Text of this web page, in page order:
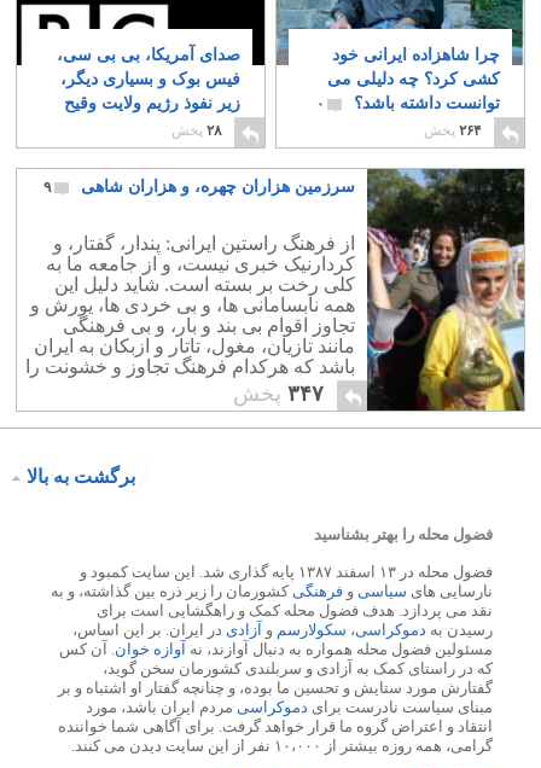
چرا شاهزاده ایرانی خود
کشی کرد؟ چه دلیلی می
توانست داشته باشد؟
۰
۲۶۴ پخش
صدای آمریکا، بی بی سی،
فیس بوک و بسیاری دیگر،
زیر نفوذ رژیم ولایت وقیح
۹۲۸ پخش
سرزمین هزاران چهره، و هزاران شاهی ۹
از فرهنگ راستین ایرانی: پندار، گفتار، و
کردارنیک خبری نیست، و از جامعه ما به
کلی رخت بر بسته است. شاید دلیل این
همه نابسامانی ها، و بی خردی ها، یورش و
تجاوز اقوام بی بند و بار، و بی فرهنگی
مانند تازیان، مغول، تاتار و ازبکان به ایران
باشد که هرکدام فرهنگ تجاوز و خشونت را
بر ملت ایران تحمیل نموده است.
۳۴۷ پخش
برگشت به بالا
فضول محله را بهتر بشناسید
فضول محله در ۱۳ اسفند ۱۳۸۷ پایه گذاری شد. این سایت کمبود و
نارسایی های سیاسی و فرهنگیکشورمان را زیر ذره بین گذاشته، و به
نقد می پردازد. هدف فضول محله کمک و راهگشایی است برای
رسیدن به دموکراسی، سکولارسم و آزادی در ایران. بر این اساس،
مسئولین فضول محله همواره به دنبال آوازند، نه آوازه خوان. آن کس
که در راستای کمک به آزادی و سربلندی کشورمان سخن گوید،
گفتارش مورد ستایش و تحسین ما بوده، و چنانچه گفتار او اشتباه و بر
مبنای سیاست نادرست برای دموکراسی مردم ایران باشد، مورد
انتقاد و اعتراض گروه ما قرار خواهد گرفت. برای آگاهی شما خواننده
گرامی، همه روزه بیشتر از ۱۰،۰۰۰ نفر از این سایت دیدن می کنند.